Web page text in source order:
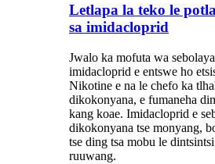
Letlapa la teko le
sa imidacloprid
Jwalo ka mofuta wa
imidacloprid e entswe ho
Nikotine e na le chefo ka
dikokonyana, e fumaneha
kang koae. Imidacloprid e
dikokonyana tse monyang,
tse ding tsa mobu le
ruuwang.